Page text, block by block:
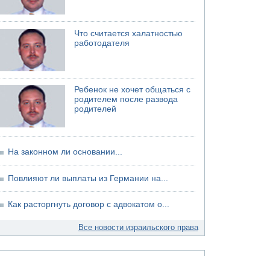
Что считается халатностью
работодателя
Ребенок не хочет общаться с
родителем после развода
родителей
На законном ли основании...
Повлияют ли выплаты из Германии на...
Как расторгнуть договор с адвокатом о...
Все новости израильского права